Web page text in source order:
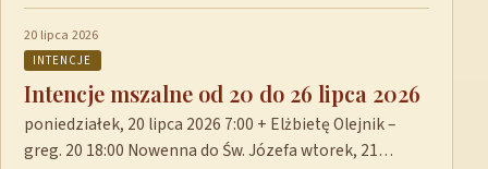
20 lipca 2026
INTENCJE
Intencje mszalne od 20 do 26 lipca 2026
poniedziałek, 20 lipca 2026 7:00 + Elżbietę Olejnik –
greg. 20 18:00 Nowenna do Św. Józefa wtorek, 21…